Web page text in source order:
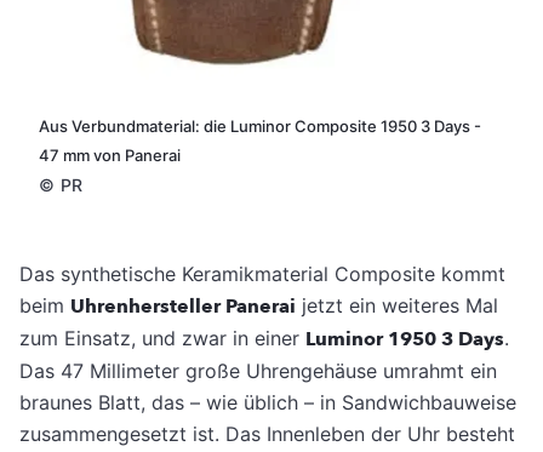
Aus Verbundmaterial: die Luminor Composite 1950 3 Days -
47 mm von Panerai
© PR
Das synthetische Keramikmaterial Composite kommt
beim Uhrenhersteller Panerai jetzt ein weiteres Mal
zum Einsatz, und zwar in einer Luminor 1950 3 Days.
Das 47 Millimeter große Uhrengehäuse umrahmt ein
braunes Blatt, das – wie üblich – in Sandwichbauweise
zusammengesetzt ist. Das Innenleben der Uhr besteht